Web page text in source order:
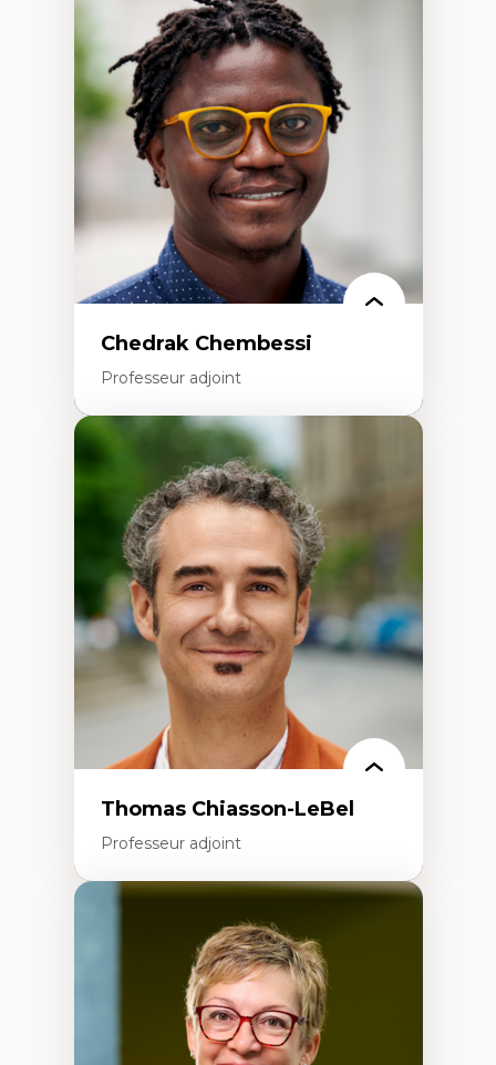
Trajectoires migratoires
Migrations forcées
Études des frontières; Enjeux géopolitiques
des migrations
Politiques migratoires
Réfugiés
Demandeurs d’asile
Migrations irrégulières
Migrations temporaires
Migration et changement climatique
Migration et développement
Chedrak Chembessi
Professeur adjoint
Économie circulaire
Modèles d’affaires durables
Histoire des faits économiques
Gestion durable des ressources naturelles
Écologie industrielle
Aménagement durable du territoire
Développement régional
Coopératives
Télétravail en milieu rural francophone
Transition socio-écologique
Thomas Chiasson-LeBel
Professeur adjoint
Théories du développement
Économie politique comparée
Élites économiques
Sociologie économique
Extractivisme
Classes sociales
Mouvements sociaux